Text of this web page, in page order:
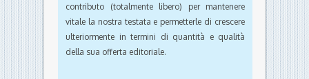
contributo (totalmente libero) per mantenere
vitale la nostra testata e permetterle di crescere
ulteriormente in termini di quantità e qualità
della sua offerta editoriale.